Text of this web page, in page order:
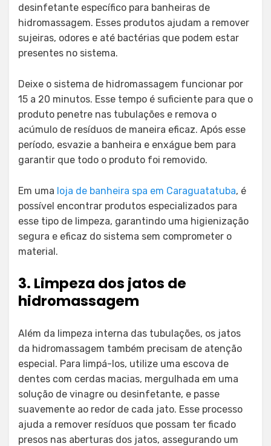
desinfetante específico para banheiras de
hidromassagem. Esses produtos ajudam a remover
sujeiras, odores e até bactérias que podem estar
presentes no sistema.
Deixe o sistema de hidromassagem funcionar por
15 a 20 minutos. Esse tempo é suficiente para que o
produto penetre nas tubulações e remova o
acúmulo de resíduos de maneira eficaz. Após esse
período, esvazie a banheira e enxágue bem para
garantir que todo o produto foi removido.
Em uma loja de banheira spa em Caraguatatuba, é
possível encontrar produtos especializados para
esse tipo de limpeza, garantindo uma higienização
segura e eficaz do sistema sem comprometer o
material.
3. Limpeza dos jatos de
hidromassagem
Além da limpeza interna das tubulações, os jatos
da hidromassagem também precisam de atenção
especial. Para limpá-los, utilize uma escova de
dentes com cerdas macias, mergulhada em uma
solução de vinagre ou desinfetante, e passe
suavemente ao redor de cada jato. Esse processo
ajuda a remover resíduos que possam ter ficado
presos nas aberturas dos jatos, assegurando um